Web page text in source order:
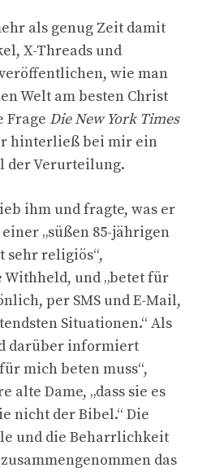
als genug Zeit damit
X-Threads und
wie man
Welt am besten Christ
Frage Die New York Times
hinterließ bei mir ein
der Verurteilung.
ihm und fragte, was er
„süßen 85-jährigen
sehr religiös“,
Withheld, und „betet für
per SMS und E-Mail,
Situationen.“ Als
darüber informiert
mich beten muss“,
alte Dame, „dass sie es
nicht der Bibel.“ Die
und die Beharrlichkeit
das